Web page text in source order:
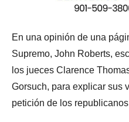
En una opinión de una
Supremo, John Roberts,
los jueces Clarence
Gorsuch, para explicar sus
petición de los